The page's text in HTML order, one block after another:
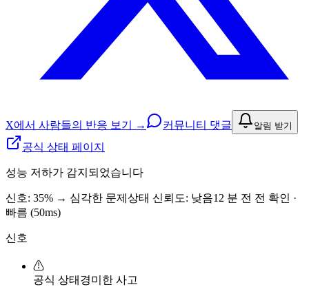
X에서 사람들의 반응 보기 → 커뮤니티 댓글 알림 받기
공식 상태 페이지
성능 저하가 감지되었습니다
신호: 35% → 심각한 문제 상태 신뢰도: 낮음12 분 전 전 확인 ·
빠름 (50ms)
신호
⚠
공식 상태 경미한 사고